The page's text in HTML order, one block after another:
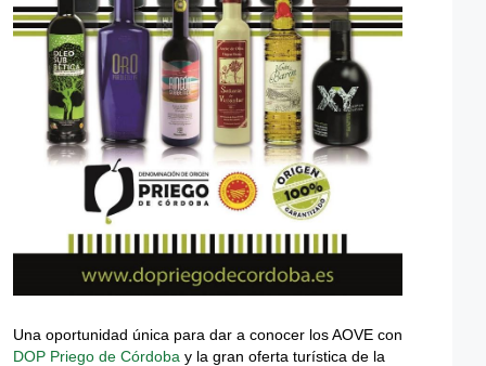
Una oportunidad única para dar a conocer los AOVE con
DOP Priego de Córdoba y la gran oferta turística de la